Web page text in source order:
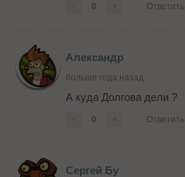
0 Ответить
Александр
больше года назад
А куда Долгова дели ?
0 Ответить
Сергей Бу